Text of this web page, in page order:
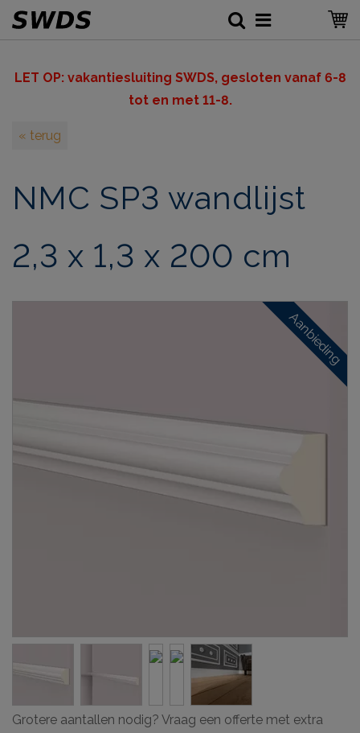
LET OP: vakantiesluiting SWDS, gesloten vanaf 6-8
tot en met 11-8.
« terug
NMC SP3 wandlijst
2,3 x 1,3 x 200 cm
Aanbieding
Grotere aantallen nodig? Vraag een offerte met extra